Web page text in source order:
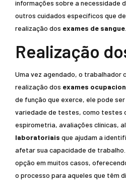
informações sobre a necessidade
outros cuidados específicos que
realização dos exames de sangue
Realização
Uma vez agendado, o trabalhador
realização dos exames
de função que exerce, ele pode
variedade de testes, como testes
espirometria, avaliações clínicas,
laboratoriais que ajudam a
afetar sua capacidade de
opção em muitos casos,
o processo para aqueles que têm